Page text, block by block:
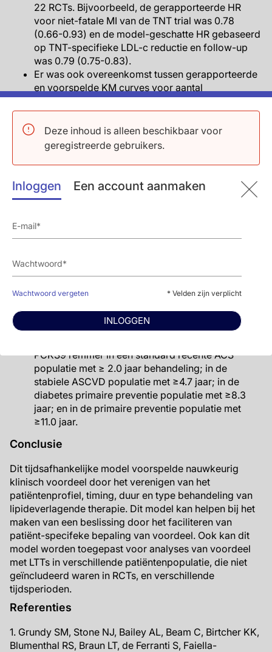
Deze inhoud is alleen beschikbaar voor
geregistreerde gebruikers.
Inloggen Een account aanmaken
Wachtwoord vergeten * Velden zijn verplicht
INLOGGEN
22 RCTs. Bijvoorbeeld, de gerapporteerde HR
voor niet-fatale MI van de TNT trial was 0.78
(0.66-0.93) en de model-geschatte HR gebaseerd
op TNT-specifieke LDL-c reductie en follow-up
was 0.79 (0.75-0.83).
Er was ook overeenkomst tussen gerapporteerde
en voorspelde KM curves voor aantal
samengestelde eindpunten voor trial-specifieke
follow-up duren. Ook wanneer data van langere
termijn (40 jaar) van de Mendeliaanse analyse van
Ference et al. werd gebruikt.
15 van de 22 RCTs hadden beter voorspelling voor
een trial-gerapporteerde 3-delige samenstelling
van niet-fatale MI, ischemische beroerte en CHD
sterfte met het tijdsafhankelijke model dan met 7
schattingen.
analyse, gemeten door gemiddeld absoluut
verschil van 6.4% vs.4.7% met het uiteindelijke
model.
Met gebruik van een algemeen geaccepteerde
grens van NNT ≤50 (ARR ≥2%), zou deze grens
worden bereikt met intensieve behandeling met
PCKS9 remmer in een standard recente ACS
populatie met ≥ 2.0 jaar behandeling; in de
stabiele ASCVD populatie met ≥4.7 jaar; in de
diabetes primaire preventie populatie met ≥8.3
jaar; en in de primaire preventie populatie met
≥11.0 jaar.
Conclusie
Dit tijdsafhankelijke model voorspelde nauwkeurig
klinisch voordeel door het verenigen van het
patiëntenprofiel, timing, duur en type behandeling van
lipideverlagende therapie. Dit model kan helpen bij het
maken van een beslissing door het faciliteren van
patiënt-specifeke bepaling van voordeel. Ook kan dit
model worden toegepast voor analyses van voordeel
met LTTs in verschillende patiëntenpopulatie, die niet
geïncludeerd waren in RCTs, en verschillende
tijdsperioden.
Referenties
1. Grundy SM, Stone NJ, Bailey AL, Beam C, Birtcher KK,
Blumenthal RS, Braun LT, de Ferranti S, Faiella-